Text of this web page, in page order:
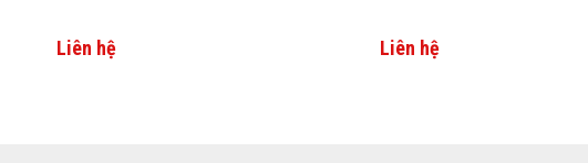
Liên hệ Liên hệ